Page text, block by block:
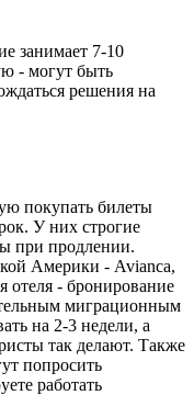
занимает 7-10
- могут быть
решения на
покупать билеты
У них строгие
при продлении.
Америки - Avianca,
отеля - бронирование
миграционным
на 2-3 недели, а
так делают. Также
попросить
работать